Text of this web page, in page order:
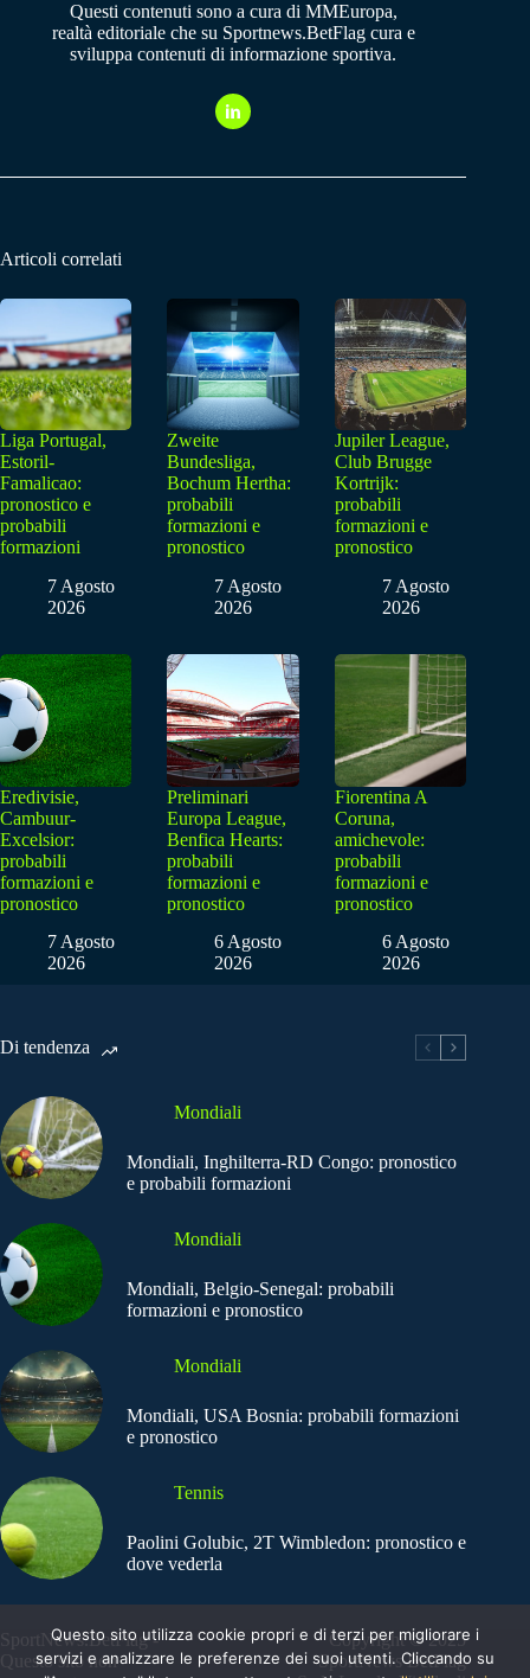
Questi contenuti sono a cura di MMEuropa,
realtà editoriale che su Sportnews.BetFlag cura e
sviluppa contenuti di informazione sportiva.
Articoli correlati
Liga Portugal,
Estoril-
Famalicao:
pronostico e
probabili
formazioni
7 Agosto
2026
Zweite
Bundesliga,
Bochum Hertha:
probabili
formazioni e
pronostico
7 Agosto
2026
Jupiler League,
Club Brugge
Kortrijk:
probabili
formazioni e
pronostico
7 Agosto
2026
Eredivisie,
Cambuur-
Excelsior:
probabili
formazioni e
pronostico
7 Agosto
2026
Preliminari
Europa League,
Benfica Hearts:
probabili
formazioni e
pronostico
6 Agosto
2026
Fiorentina A
Coruna,
amichevole:
probabili
formazioni e
pronostico
6 Agosto
2026
Di tendenza
Mondiali
Mondiali, Inghilterra-RD Congo: pronostico
e probabili formazioni
Mondiali
Mondiali, Belgio-Senegal: probabili
formazioni e pronostico
Mondiali
Mondiali, USA Bosnia: probabili formazioni
e pronostico
Tennis
Paolini Golubic, 2T Wimbledon: pronostico e
dove vederla
SportNews.BetFlag -
Questo sito non
Copyright © 2025
SportNews BetFlag
Questo sito utilizza cookie propri e di terzi per migliorare i
servizi e analizzare le preferenze dei suoi utenti. Cliccando su